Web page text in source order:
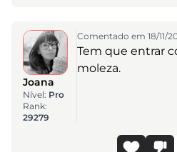
Joana
Nível: Pro
Rank:
29279
Comentado em 18/11/
Tem que entrar
moleza.